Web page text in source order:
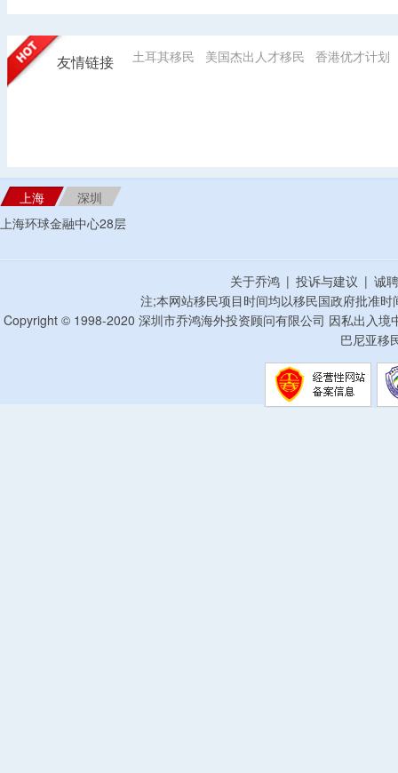
友情链接 土耳其移民 美国杰出人才移民 香港优才计划
上海
深圳
上海环球金融中心28层
关于乔鸿 | 投诉与建议 | 诚
注;本网站移民项目时间均以移民国政府批准
Copyright © 1998-2020 深圳市乔鸿海外投资顾问有限公司 因私出入
巴尼亚移